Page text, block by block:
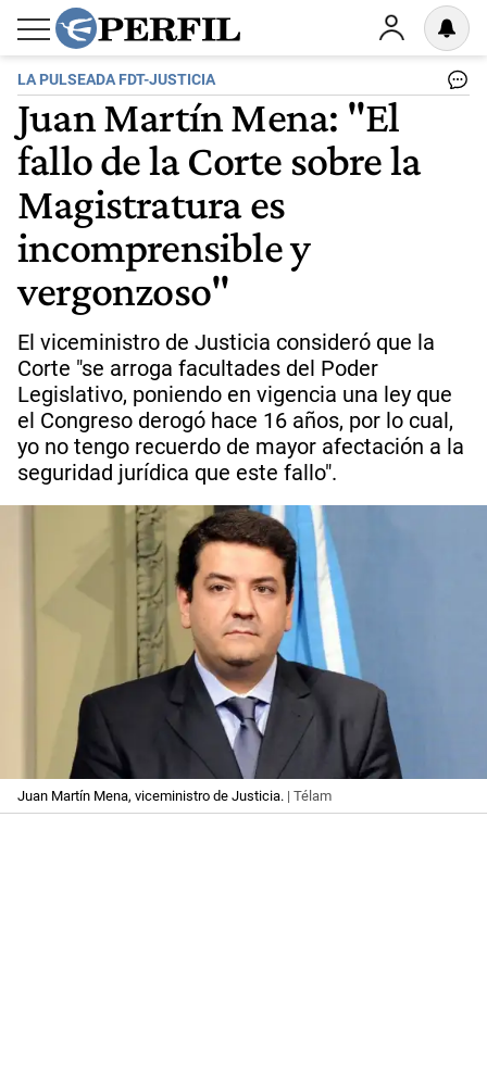
LA PULSEADA FDT-JUSTICIA
Juan Martín Mena: "El
fallo de la Corte sobre la
Magistratura es
incomprensible y
vergonzoso"
El viceministro de Justicia consideró que la
Corte "se arroga facultades del Poder
Legislativo, poniendo en vigencia una ley que
el Congreso derogó hace 16 años, por lo cual,
yo no tengo recuerdo de mayor afectación a la
seguridad jurídica que este fallo".
Juan Martín Mena, viceministro de Justicia. | Télam